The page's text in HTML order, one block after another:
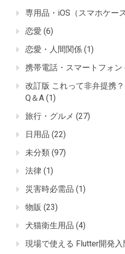
専用品・iOS（スマホケース
恋愛 (6)
恋愛・人間関係 (1)
携帯電話・スマートフォン
改訂版 これって非弁提携
Q＆A (1)
旅行・グルメ (27)
日用品 (22)
未分類 (97)
法律 (1)
災害時必需品 (1)
物販 (23)
犬猫衛生用品 (4)
現場で使える Flutter開発入